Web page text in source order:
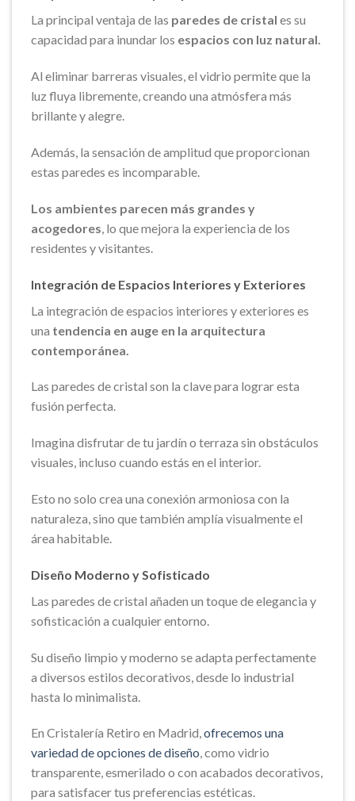
La principal ventaja de las paredes de cristal es su
capacidad para inundar los espacios con luz natural.
Al eliminar barreras visuales, el vidrio permite que la
luz fluya libremente, creando una atmósfera más
brillante y alegre.
Además, la sensación de amplitud que proporcionan
estas paredes es incomparable.
Los ambientes parecen más grandes y
acogedores, lo que mejora la experiencia de los
residentes y visitantes.
Integración de Espacios Interiores y Exteriores
La integración de espacios interiores y exteriores es
una tendencia en auge en la arquitectura
contemporánea.
Las paredes de cristal son la clave para lograr esta
fusión perfecta.
Imagina disfrutar de tu jardín o terraza sin obstáculos
visuales, incluso cuando estás en el interior.
Esto no solo crea una conexión armoniosa con la
naturaleza, sino que también amplía visualmente el
área habitable.
Diseño Moderno y Sofisticado
Las paredes de cristal añaden un toque de elegancia y
sofisticación a cualquier entorno.
Su diseño limpio y moderno se adapta perfectamente
a diversos estilos decorativos, desde lo industrial
hasta lo minimalista.
En Cristalería Retiro en Madrid,ofrecemos una
variedad de opciones de diseño, como vidrio
transparente, esmerilado o con acabados decorativos,
para satisfacer tus preferencias estéticas.